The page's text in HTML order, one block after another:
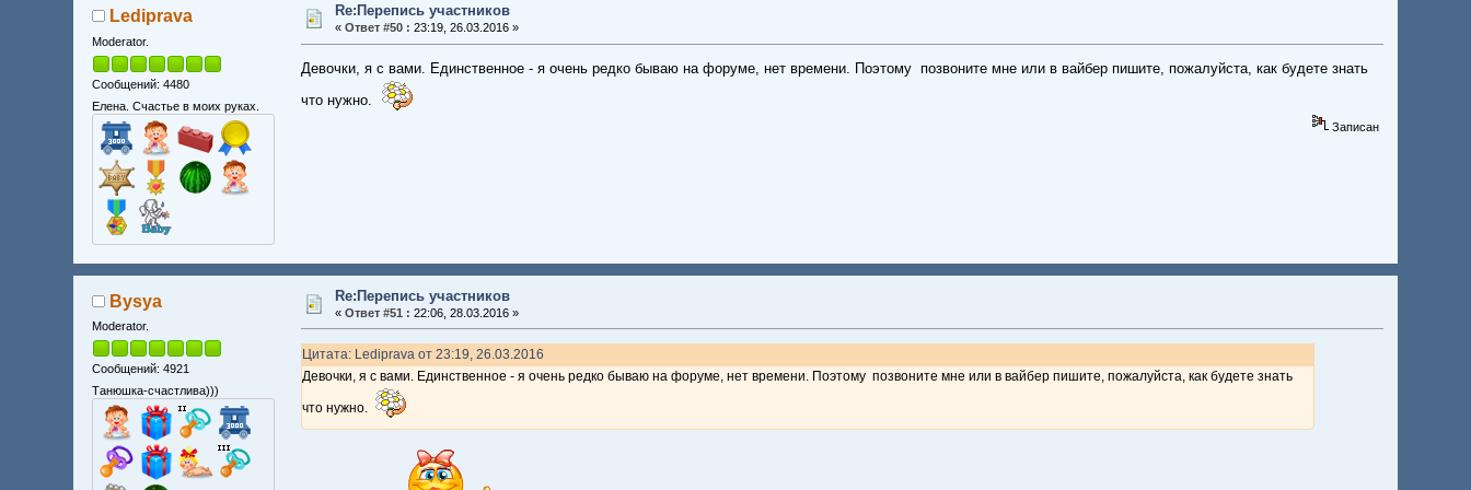
Lediprava
Moderator.
Сообщений: 4480
Елена. Счастье в моих руках.
Re:Перепись участников
« Ответ #50 : 23:19, 26.03.2016 »
Девочки, я с вами. Единственное - я очень редко бываю на форуме, нет времени. Поэтому позвоните мне или в вайбер пишите, пожалуйста, как будете знать
что нужно.
Записан
Bysya
Moderator.
Сообщений: 4921
Танюшка-счастлива)))
Re:Перепись участников
« Ответ #51 : 22:06, 28.03.2016 »
Цитата: Lediprava от 23:19, 26.03.2016
Девочки, я с вами. Единственное - я очень редко бываю на форуме, нет времени. Поэтому позвоните мне или в вайбер пишите, пожалуйста, как будете знать
что нужно.